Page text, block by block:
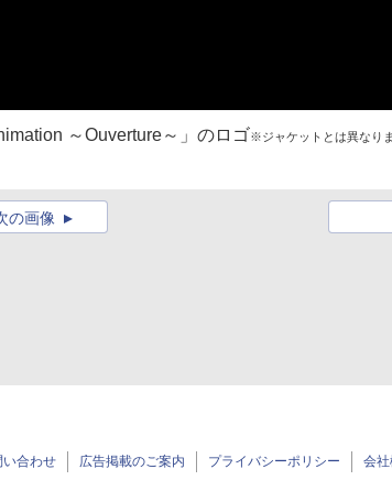
～Ouverture～」のロゴ※ジャケットとは異なり
の画像
い合わせ 広告掲載のご案内 プライバシーポリシー 会